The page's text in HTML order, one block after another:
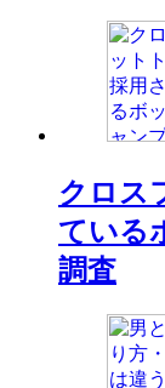
クロス
ている
調査